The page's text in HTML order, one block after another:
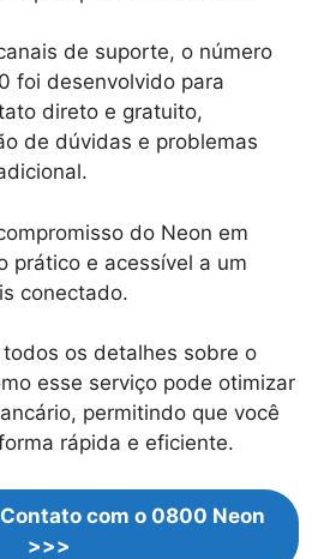
de suporte, o número
foi desenvolvido para
direto e gratuito,
de dúvidas e problemas
do Neon em
prático e acessível a um
conectado.
os detalhes sobre o
esse serviço pode otimizar
permitindo que você
rápida e eficiente.
com o 0800 Neon
>>>